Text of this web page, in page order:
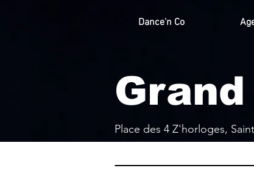
Dance'n Co
Place des 4 Z'horloges,